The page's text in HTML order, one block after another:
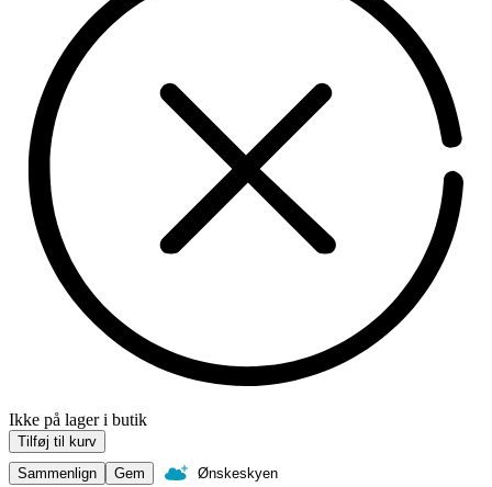
Ikke på lager i butik
Tilføj til kurv
Sammenlign
Gem Ønskeskyen